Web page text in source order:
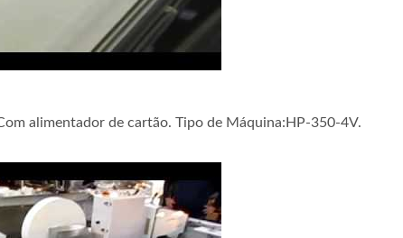
alimentador de cartão. Tipo de Máquina:HP-350-4V.